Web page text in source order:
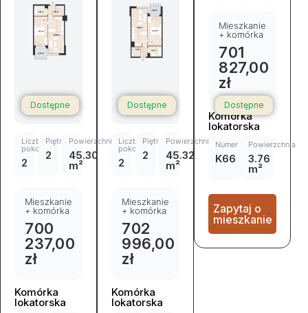
Dostępne
Liczba
pokoi
2
Piętro
2
Powierzchnia
45.30
m²
Mieszkanie
+ komórka
700
237,00
zł
Komórka
lokatorska
Dostępne
Liczba
pokoi
2
Piętro
2
Powierzchnia
45.32
m²
Mieszkanie
+ komórka
702
996,00
zł
Komórka
lokatorska
Dostępne
Mieszkanie
+ komórka
701
827,00
zł
Komórka
lokatorska
Numer
K66
Powierzchnia
3.76
m²
Zapytaj o
mieszkanie